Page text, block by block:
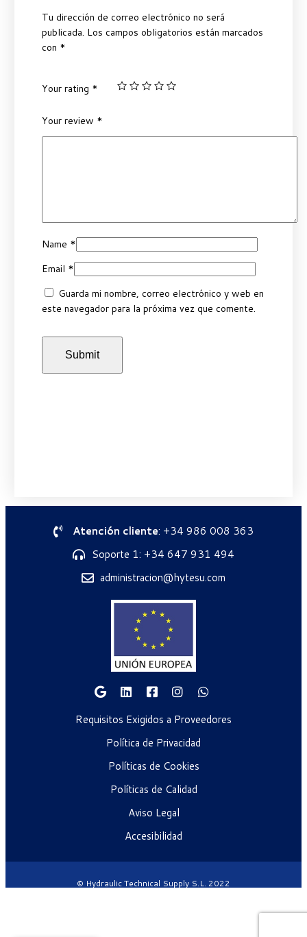
Tu dirección de correo electrónico no será
publicada. Los campos obligatorios están marcados
con *
Your rating *
Your review *
Name *
Email *
Guarda mi nombre, correo electrónico y web en
este navegador para la próxima vez que comente.
Atención cliente: +34 986 008 363
Soporte 1: +34 647 931 494
administracion@hytesu.com
Requisitos Exigidos a Proveedores
Política de Privacidad
Políticas de Cookies
Políticas de Calidad
Aviso Legal
Accesibilidad
© Hydraulic Technical Supply S.L. 2022